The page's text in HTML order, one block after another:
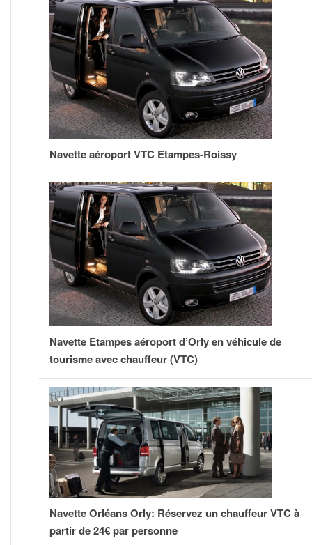
Navette aéroport VTC Etampes-Roissy
Navette Etampes aéroport d’Orly en véhicule de
tourisme avec chauffeur (VTC)
Navette Orléans Orly: Réservez un chauffeur VTC à
partir de 24€ par personne